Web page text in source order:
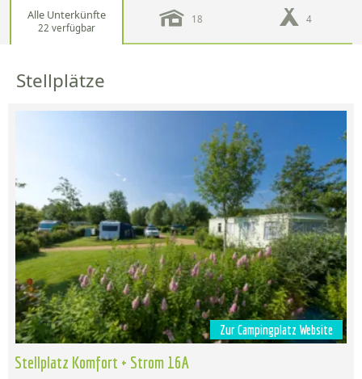
Alle Unterkünfte
22 verfügbar
18 4
Stellplätze
Zur Campingplatz Website
Stellplatz Komfort + Strom 16A